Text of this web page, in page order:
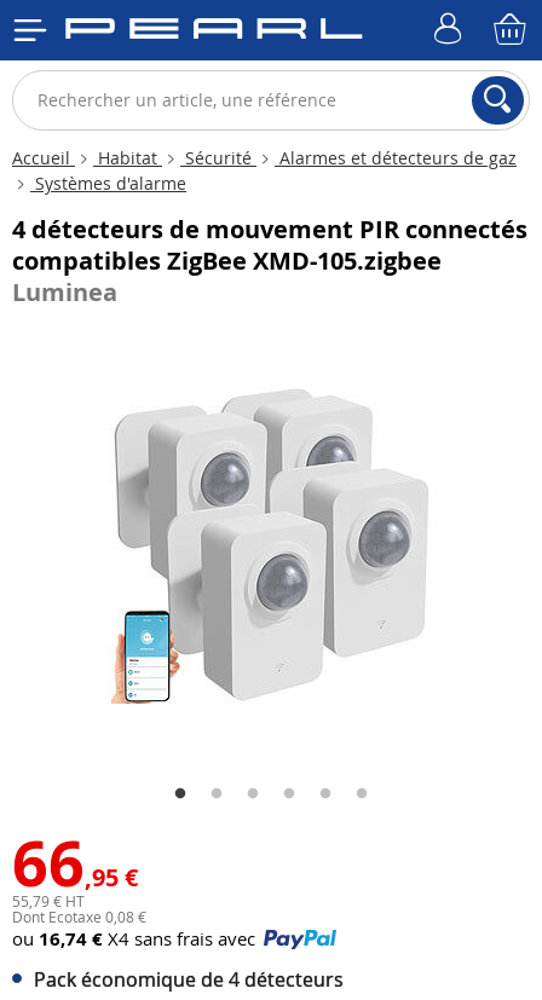
Accueil Habitat Sécurité
Alarmes et détecteurs de gaz
Systèmes d'alarme
4 détecteurs de mouvement PIR connectés
compatibles ZigBee XMD-105.zigbee
Luminea
66,95 €
55,79 € HT
Dont Ecotaxe 0,08 €
ou 16,74 € X4 sans frais avec
Pack économique de 4 détecteurs